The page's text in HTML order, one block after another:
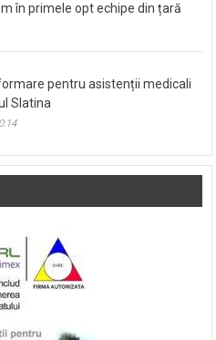
în primele opt echipe din țară
pentru asistenții medicali
Slatina